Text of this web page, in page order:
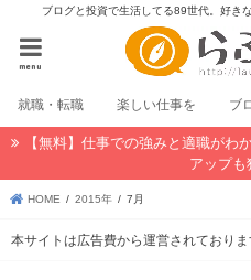
ブログと投資で生活してる89世代。好き
menu
就職・転職 楽しい仕事を ブ
【無料】仕事での強みと適職がわ
アップも
HOME 2015年 7月
本サイトは広告費から運営されておりま